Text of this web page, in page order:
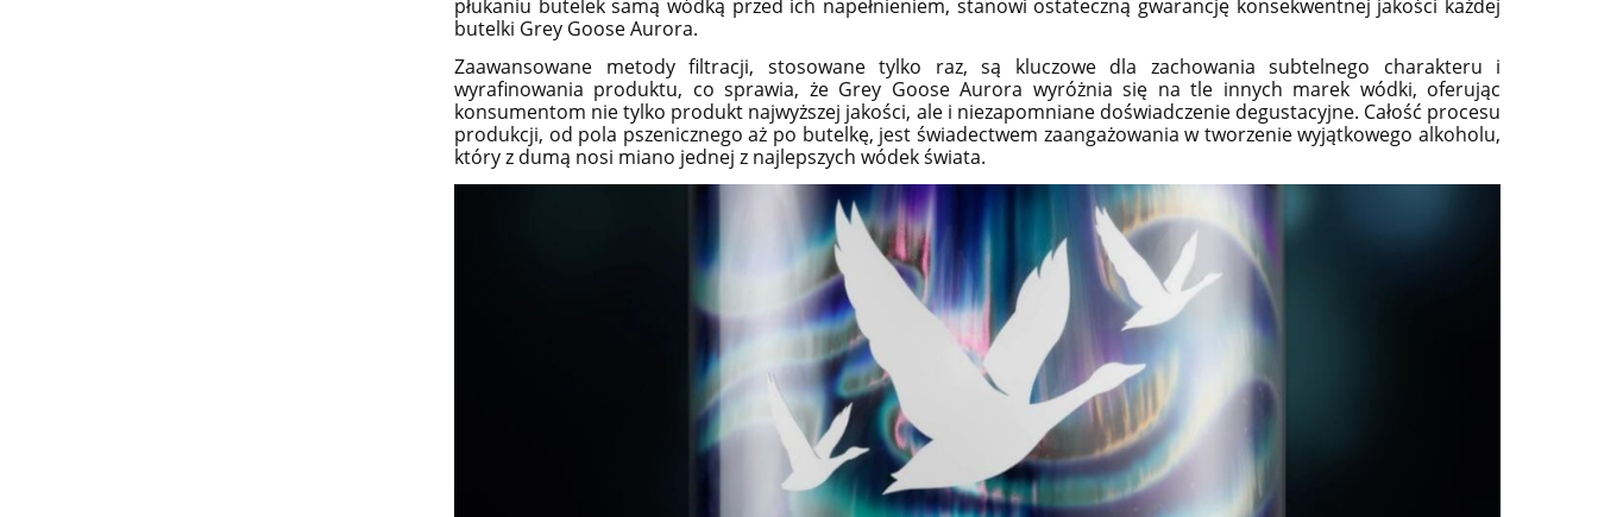
płukaniu butelek samą wódką przed ich napełnieniem, stanowi ostateczną gwarancję konsekwentnej jakości każdej
butelki Grey Goose Aurora.
Zaawansowane metody filtracji, stosowane tylko raz, są kluczowe dla zachowania subtelnego charakteru i
wyrafinowania produktu, co sprawia, że Grey Goose Aurora wyróżnia się na tle innych marek wódki, oferując
konsumentom nie tylko produkt najwyższej jakości, ale i niezapomniane doświadczenie degustacyjne. Całość procesu
produkcji, od pola pszenicznego aż po butelkę, jest świadectwem zaangażowania w tworzenie wyjątkowego alkoholu,
który z dumą nosi miano jednej z najlepszych wódek świata.